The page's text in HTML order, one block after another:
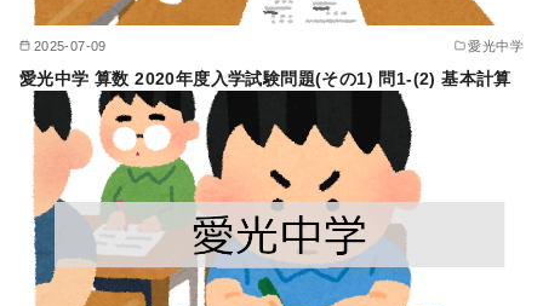
2025-07-09 愛光中学
愛光中学 算数 2020年度入学試験問題(その1) 問1-(2) 基本計算